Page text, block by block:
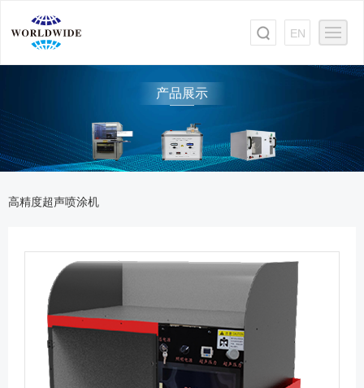
EN
产品展示
高精度超声喷涂机